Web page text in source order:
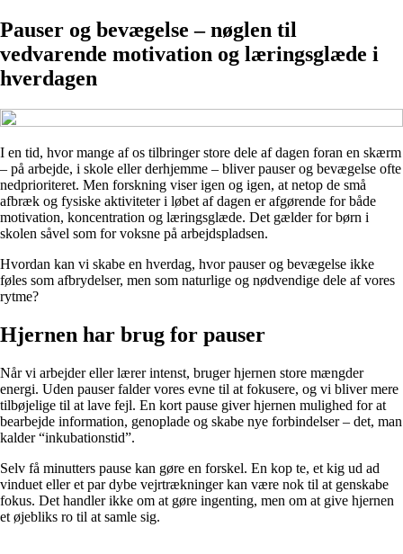
Pauser og bevægelse – nøglen til
vedvarende motivation og læringsglæde i
hverdagen
I en tid, hvor mange af os tilbringer store dele af dagen foran en skærm
– på arbejde, i skole eller derhjemme – bliver pauser og bevægelse ofte
nedprioriteret. Men forskning viser igen og igen, at netop de små
afbræk og fysiske aktiviteter i løbet af dagen er afgørende for både
motivation, koncentration og læringsglæde. Det gælder for børn i
skolen såvel som for voksne på arbejdspladsen.
Hvordan kan vi skabe en hverdag, hvor pauser og bevægelse ikke
føles som afbrydelser, men som naturlige og nødvendige dele af vores
rytme?
Hjernen har brug for pauser
Når vi arbejder eller lærer intenst, bruger hjernen store mængder
energi. Uden pauser falder vores evne til at fokusere, og vi bliver mere
tilbøjelige til at lave fejl. En kort pause giver hjernen mulighed for at
bearbejde information, genoplade og skabe nye forbindelser – det, man
kalder “inkubationstid”.
Selv få minutters pause kan gøre en forskel. En kop te, et kig ud ad
vinduet eller et par dybe vejrtrækninger kan være nok til at genskabe
fokus. Det handler ikke om at gøre ingenting, men om at give hjernen
et øjebliks ro til at samle sig.